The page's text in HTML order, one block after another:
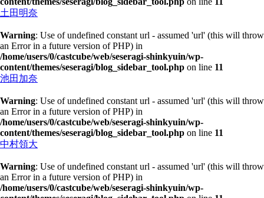
土田明奈
Warning: Use of undefined constant url - assumed 'url' (this will throw
an Error in a future version of PHP) in
/home/users/0/castcube/web/seseragi-shinkyuin/wp-
content/themes/seseragi/blog_sidebar_tool.php on line 11
池田加奈
Warning: Use of undefined constant url - assumed 'url' (this will throw
an Error in a future version of PHP) in
/home/users/0/castcube/web/seseragi-shinkyuin/wp-
content/themes/seseragi/blog_sidebar_tool.php on line 11
中村領大
Warning: Use of undefined constant url - assumed 'url' (this will throw
an Error in a future version of PHP) in
/home/users/0/castcube/web/seseragi-shinkyuin/wp-